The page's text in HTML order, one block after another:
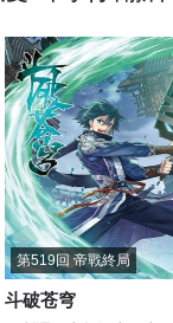
第519回 帝戰終局
斗破苍穹